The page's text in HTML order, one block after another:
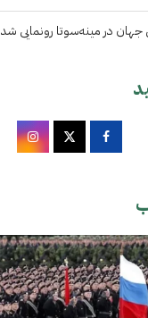
در مینه‌سوتا رونمایی شد